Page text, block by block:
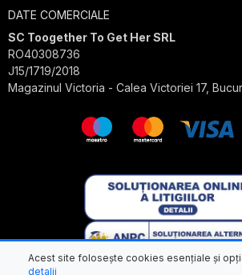
DATE COMERCIALE
SC Toogether To Get Her SRL
RO40308736
J15/1719/2018
Magazinul Victoria - Calea Victoriei 17,
Acest site folosește cookies esențiale și
detalii